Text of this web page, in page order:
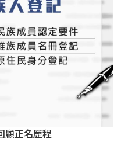
顧正名歷程